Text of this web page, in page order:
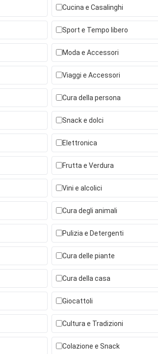
Cucina e Casalinghi
Sport e Tempo libero
Moda e Accessori
Viaggi e Accessori
Cura della persona
Snack e dolci
Elettronica
Frutta e Verdura
Vini e alcolici
Cura degli animali
Pulizia e Detergenti
Cura delle piante
Cura della casa
Giocattoli
Cultura e Tradizioni
Colazione e Snack